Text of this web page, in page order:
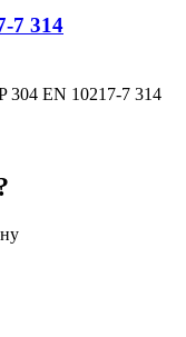
7 314
304 EN 10217-7 314